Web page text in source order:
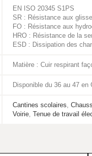
EN ISO 20345 S1PS
SR : Résistance aux
FO : Résistance aux
HRO : Résistance de la
ESD : Dissipation des
Matière : Cuir respirant
Disponible du 36 au 47 en
Cantines scolaires,
Voirie, Tenue de travail